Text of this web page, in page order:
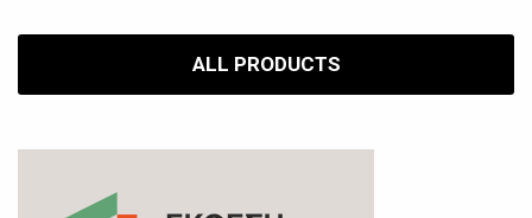
ALL PRODUCTS